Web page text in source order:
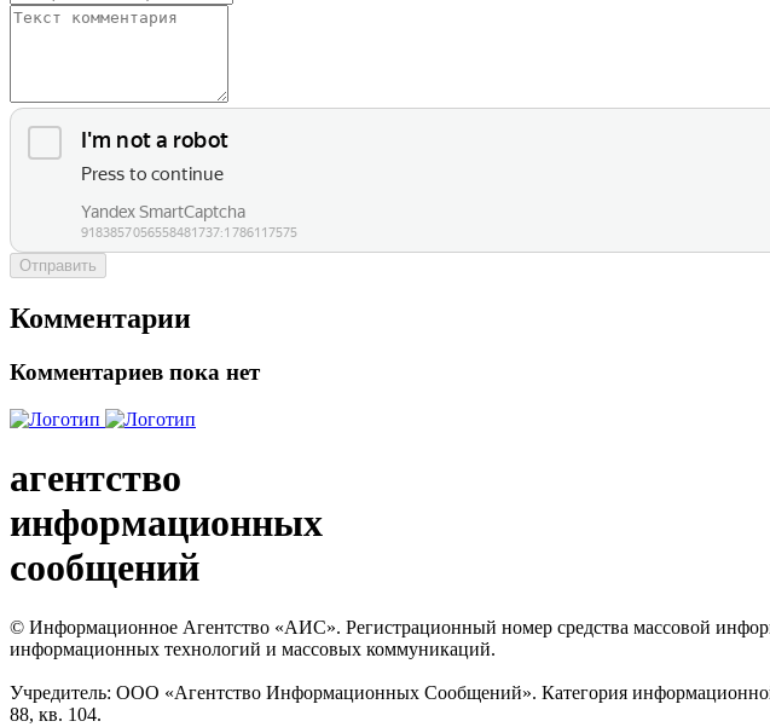
Отправить
Комментарии
Комментариев пока нет
агентство
информационных
сообщений
© Информационное Агентство «АИС». Регистрационный номер средства массовой
информационных технологий и массовых коммуникаций.
Учредитель: ООО «Агентство Информационных Сообщений». Категория
88, кв. 104.